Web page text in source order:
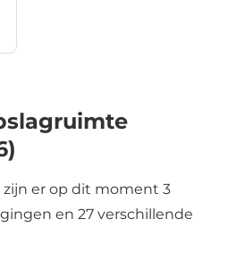
zijn er op dit moment 3
en 27 verschillende